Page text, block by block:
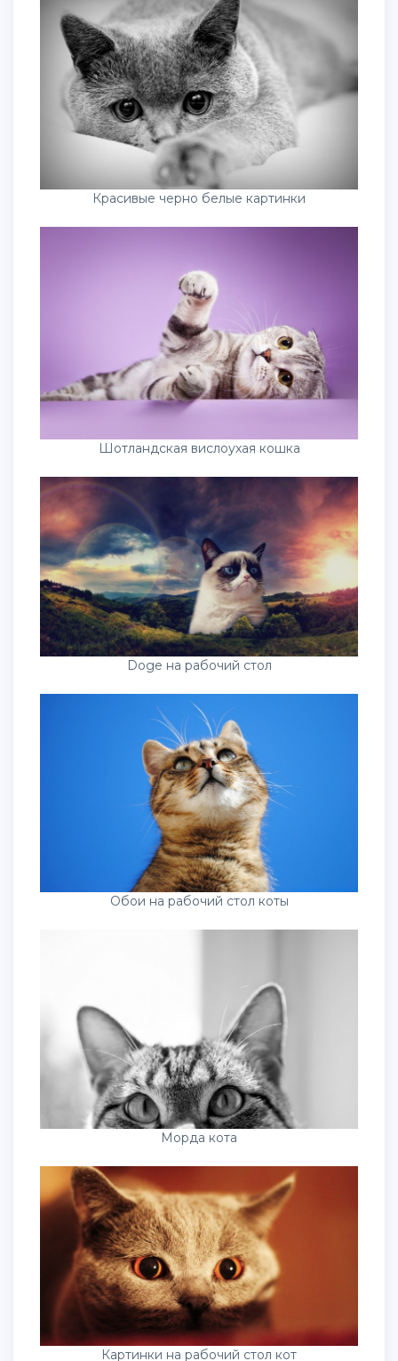
Красивые черно белые картинки
Шотландская вислоухая кошка
Doge на рабочий стол
Обои на рабочий стол коты
Морда кота
Картинки на рабочий стол кот